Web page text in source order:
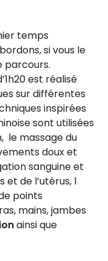
temps
si vous le
parcours.
est réalisé
sur différentes
inspirées
sont utilisées
le massage du
doux et
sanguine et
et de l’utérus, l
points
mains, jambes
ainsi que